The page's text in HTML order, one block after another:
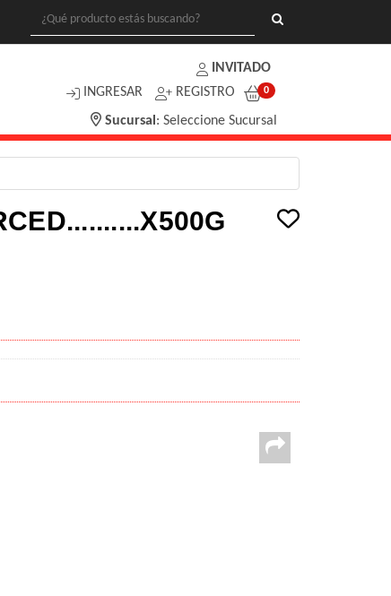
INVITADO
INGRESAR
REGISTRO
Sucursal :Seleccione Sucursal
0